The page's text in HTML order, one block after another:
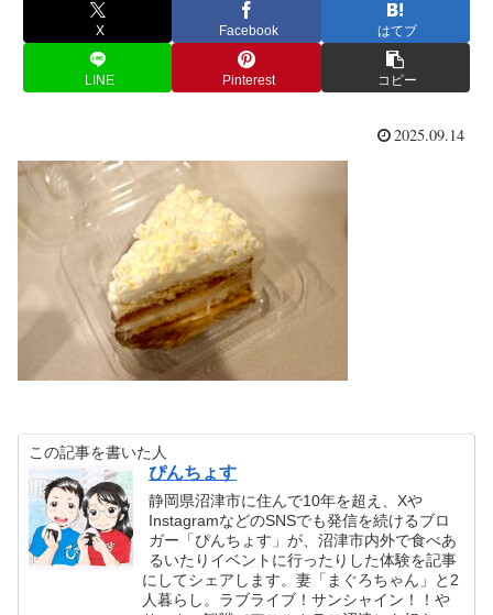
X Facebook はてブ
LINE Pinterest コピー
2025.09.14
この記事を書いた人
ぴんちょす
静岡県沼津市に住んで10年を超え、Xや
InstagramなどのSNSでも発信を続けるブロ
ガー「ぴんちょす」が、沼津市内外で食べあ
るいたりイベントに行ったりした体験を記事
にしてシェアします。妻「まぐろちゃん」と2
人暮らし。ラブライブ！サンシャイン！！や